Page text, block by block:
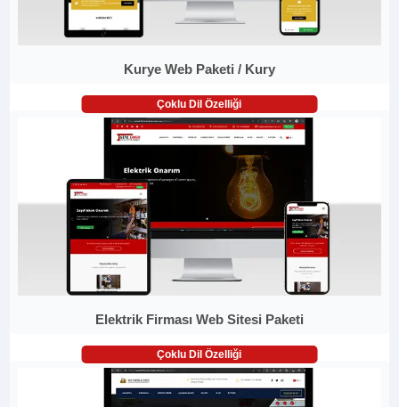
Kurye Web Paketi / Kury
Çoklu Dil Özelliği
Elektrik Firması Web Sitesi Paketi
Çoklu Dil Özelliği